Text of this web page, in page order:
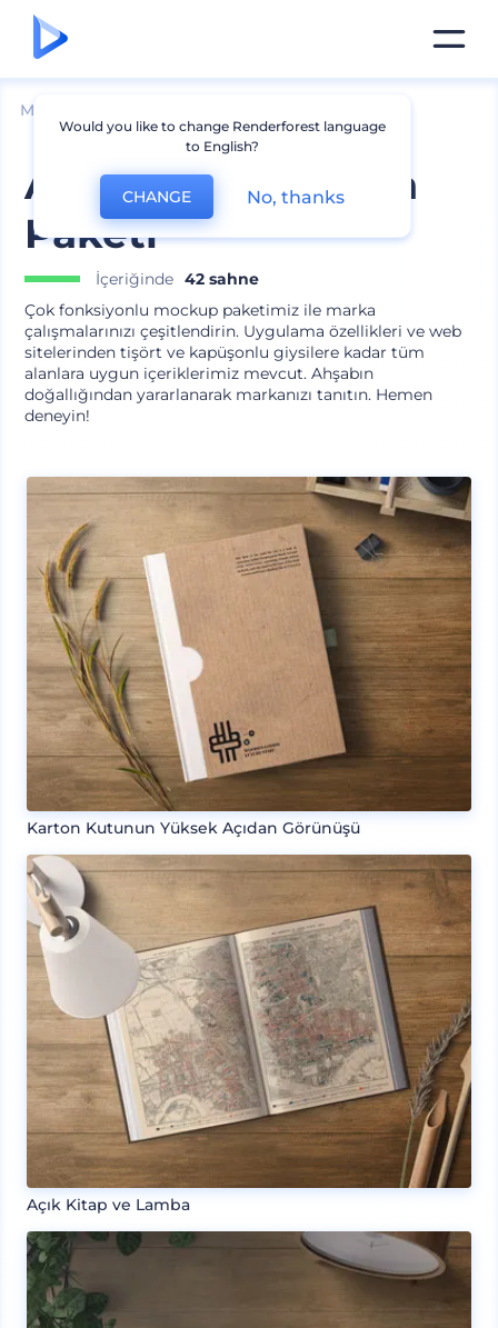
Mockuplar
Ahşap Masa Marka
Paketi
İçeriğinde 42 sahne
Çok fonksiyonlu mockup paketimiz ile marka
çalışmalarınızı çeşitlendirin. Uygulama özellikleri ve web
sitelerinden tişört ve kapüşonlu giysilere kadar tüm
alanlara uygun içeriklerimiz mevcut. Ahşabın
doğallığından yararlanarak markanızı tanıtın. Hemen
deneyin!
Karton Kutunun Yüksek Açıdan Görünüşü
Açık Kitap ve Lamba
Would you like to change Renderforest language
to English?
CHANGE No, thanks